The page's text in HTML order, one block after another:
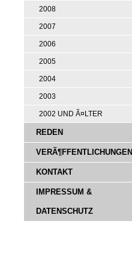
2008
2007
2006
2005
2004
2003
2002 UND Ã¤LTER
REDEN
VERÃ¶FFENTLICHUNGEN
KONTAKT
IMPRESSUM &
DATENSCHUTZ